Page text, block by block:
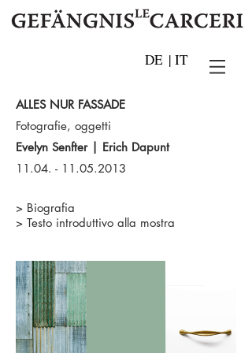
IT
|
DE
ALLES NUR FASSADE
Fotografie, oggetti
Evelyn Senfter | Erich Dapunt
11.04. - 11.05.2013
> Biografia
> Testo introduttivo alla mostra